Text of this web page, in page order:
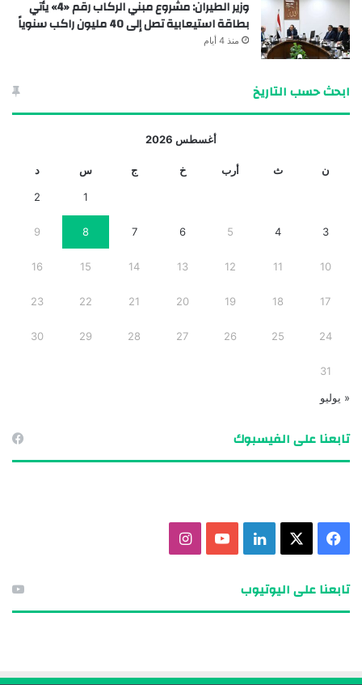
وزير الطيران: مشروع مبني الركاب رقم «4» يأتي
بطاقة استيعابية تصل إلى 40 مليون راكب سنوياً
منذ 4 أيام
ابحث حسب التاريخ
أغسطس 2026
ن ث أرب خ ج س د
1
2
3
4
5
6
7
8
9
10
11
12
13
14
15
16
17
18
19
20
21
22
23
24
25
26
27
28
29
30
31
« يوليو
تابعنا على الفيسبوك
تابعنا على اليوتيوب